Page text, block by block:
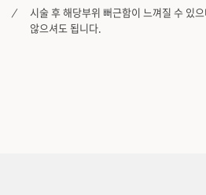
시술 후 해당부위 뻐근함이 느껴질 수 있
않으셔도 됩니다.